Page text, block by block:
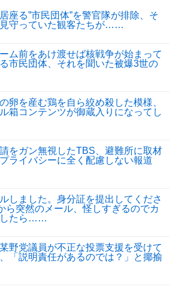
本の山道でソーラーパネルが…
相互RSS
座る”市民団体”を警官隊が排除、そ
守っていた観客たちが……
ム前をあけ渡せば核戦争が始まって
市民団体、それを聞いた被爆3世の
卵を産む鶏を自ら絞め殺した模様、
箱コンテンツが御蔵入りになってし
をガン無視したTBS、避難所に取材
ライバシーに全く配慮しない報道
しました。身分証を提出してくださ
ら突然のメール、怪しすぎるのでカ
したら……
野党議員が不正な投票支援を受けて
「説明責任があるのでは？」と揶揄